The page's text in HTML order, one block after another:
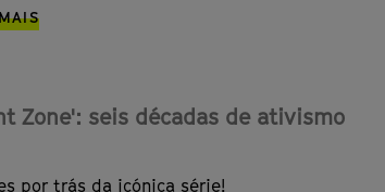
Zone': seis décadas de ativismo
por trás da icónica série!